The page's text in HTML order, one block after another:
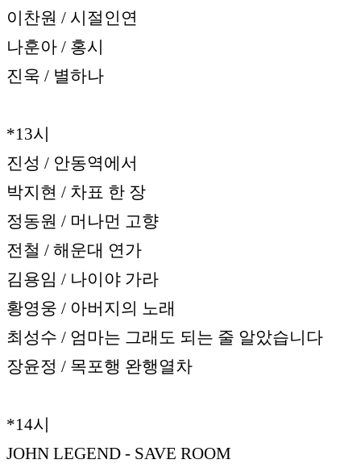
이찬원 / 시절인연
나훈아 / 홍시
진욱 / 별하나
*13시
진성 / 안동역에서
박지현 / 차표 한 장
정동원 / 머나먼 고향
전철 / 해운대 연가
김용임 / 나이야 가라
황영웅 / 아버지의 노래
최성수 / 엄마는 그래도 되는 줄 알았습니다
장윤정 / 목포행 완행열차
*14시
JOHN LEGEND - SAVE ROOM